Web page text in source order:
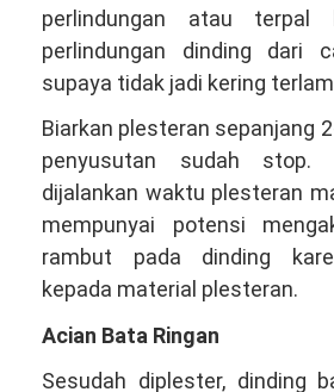
perlindungan atau terpal
perlindungan dinding dari
supaya tidak jadi kering
Biarkan plesteran sepanjang
penyusutan sudah stop.
dijalankan waktu plesteran
mempunyai potensi
rambut pada dinding
kepada material plesteran.
Acian Bata Ringan
Sesudah diplester, dinding